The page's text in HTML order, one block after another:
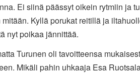
Ei siinä päässyt oikein rytmiin ja
Kyllä porukat reitillä ja
nyt poikaa jännittää.
Turunen oli tavoitteensa
Mikäli pahin uhkaaja Esa